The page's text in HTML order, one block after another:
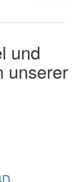
und
unserer